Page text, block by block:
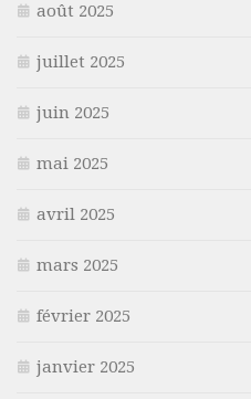
août 2025
juillet 2025
juin 2025
mai 2025
avril 2025
mars 2025
février 2025
janvier 2025